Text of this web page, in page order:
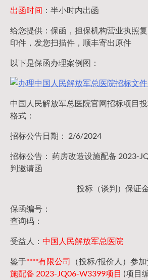
出函时间 ：半小时内出函
给您提供：保函，担保机构营业执照
印件，发您扫描件，顺丰寄出原件
以下是保函办理案例图：
中国人民解放军总医院官网招标项目
格式：
招标公告日期： 2/6/2024
招标公告： 药房改造设施配备 2023-
判邀请函
投标（谈判）保证
保函编号：
查询码：
受益人： 中国人民解放军总医院
鉴于****有限公司 （投标/报价人）参
施配备 2023-JQ06-W3399项目 (项目